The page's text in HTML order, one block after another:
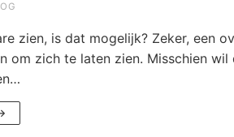
zien, is dat mogelijk? Zeker, een
om zich te laten zien. Misschien wil